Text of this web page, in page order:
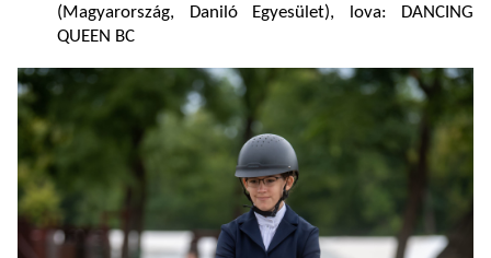
(Magyarország, Daniló Egyesület), lova: DANCING
QUEEN BC